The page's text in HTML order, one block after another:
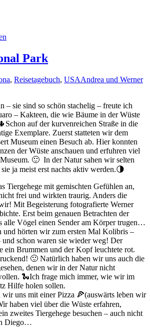
Park
, Reisetagebuch, USAAndrea und Werner
– sie sind so schön stachelig – freute ich
– Kakteen, die wie Bäume in der Wüste
auf der kurvenreichen Straße in die
Exemplare. Zuerst statteten wir dem
Museum einen Besuch ab. Hier konnten
der Wüste anschauen und erfuhren viel
🙂 In der Natur sahen wir selten
ja meist erst nachts aktiv werden.🌗
Tiergehege mit gemischten Gefühlen an,
frei und wirkten traurig. Anders die
Mit Begeisterung fotografierte Werner
Erst beim genauen Betrachten der
alle Vögel einen Sender am Körper trugen…
und hörten wir zum ersten Mal Kolibris –
schon waren sie wieder weg! Der
ein Brummen und der Kopf leuchtete rot.
🙂 Natürlich haben wir uns auch die
denen wir in der Natur nicht
🐍Ich frage mich immer, wie wir im
Hilfe holen sollen.
wir uns mit einer Pizza 🍕(auswärts leben wir
haben viel über die Wüste erfahren,
zweites Tiergehege besuchen – auch nicht
Diego…